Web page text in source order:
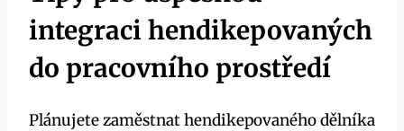
integraci hendikepovaných
do pracovního prostředí
Plánujete zaměstnat hendikepovaného dělníka